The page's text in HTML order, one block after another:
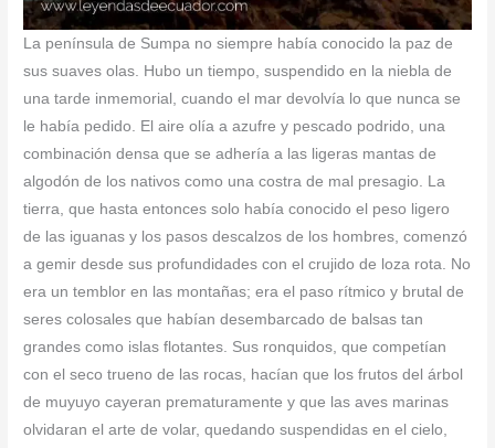
La península de Sumpa no siempre había conocido la paz de
sus suaves olas. Hubo un tiempo, suspendido en la niebla de
una tarde inmemorial, cuando el mar devolvía lo que nunca se
le había pedido. El aire olía a azufre y pescado podrido, una
combinación densa que se adhería a las ligeras mantas de
algodón de los nativos como una costra de mal presagio. La
tierra, que hasta entonces solo había conocido el peso ligero
de las iguanas y los pasos descalzos de los hombres, comenzó
a gemir desde sus profundidades con el crujido de loza rota. No
era un temblor en las montañas; era el paso rítmico y brutal de
seres colosales que habían desembarcado de balsas tan
grandes como islas flotantes. Sus ronquidos, que competían
con el seco trueno de las rocas, hacían que los frutos del árbol
de muyuyo cayeran prematuramente y que las aves marinas
olvidaran el arte de volar, quedando suspendidas en el cielo,